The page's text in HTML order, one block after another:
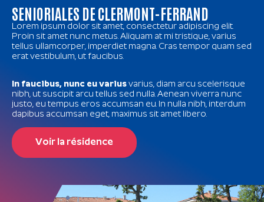
SENIORIALES DE CLERMONT-FERRAND
Lorem ipsum dolor sit amet, consectetur adipiscing elit.
Proin sit amet nunc metus. Aliquam at mi tristique, varius
tellus ullamcorper, imperdiet magna. Cras tempor quam sed
erat vestibulum, ut faucibus.
In faucibus, nunc eu varius varius, diam arcu scelerisque
nibh, ut suscipit arcu tellus sed nulla. Aenean viverra nunc
justo, eu tempus eros accumsan eu. In nulla nibh, interdum
dapibus accumsan eget, maximus sit amet libero.
Voir la résidence